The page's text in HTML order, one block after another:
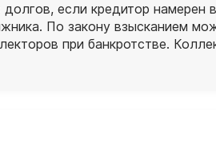
если кредитор
По закону взысканием
при банкротстве.